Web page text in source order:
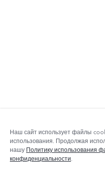
Наш сайт использует файлы
использования. Продолжая
нашу Политику использования
конфиденциальности.